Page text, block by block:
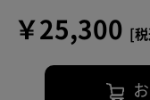
￥25,300